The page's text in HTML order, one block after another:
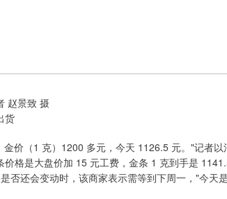
赵景致 摄
货
价（1 克）1200 多元，今天 1126.5 元。"记者
价格是大盘价加 15 元工费，金条 1 克到手是
否还会变动时，该商家表示需等到下周一，"今天